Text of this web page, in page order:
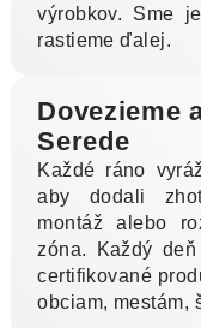
výrobkov. Sme
rastieme ďalej.
Dovezieme
Serede
Každé ráno
aby dodali
montáž alebo
zóna. Každý
certifikované
obciam, mestám,